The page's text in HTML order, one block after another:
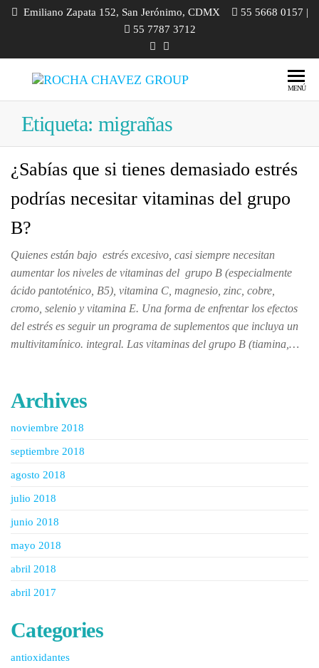
Emiliano Zapata 152, San Jerónimo, CDMX
55 5668 0157 |
55 7787 3712
| Medicina
Odontología |
Diplomados |
Cursos |
Talleres
MENÚ
Etiqueta:migrañas
¿Sabías que si tienes demasiado estrés
podrías necesitar vitaminas del grupo
B?
Quienes están bajo estrés excesivo, casi siempre necesitan
aumentar los niveles de vitaminas del grupo B (especialmente
ácido pantoténico, B5), vitamina C, magnesio, zinc, cobre,
cromo, selenio y vitamina E. Una forma de enfrentar los efectos
del estrés es seguir un programa de suplementos que incluya un
multivitamínico. integral. Las vitaminas del grupo B (tiamina,…
Archives
noviembre 2018
septiembre 2018
agosto 2018
julio 2018
junio 2018
mayo 2018
abril 2018
abril 2017
Categories
antioxidantes